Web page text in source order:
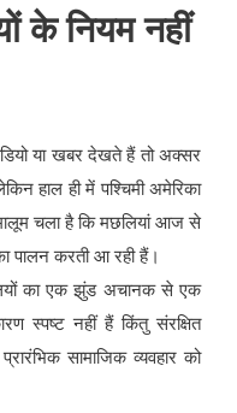
के नियम नहीं
या खबर देखते हैं तो अक्सर
हाल ही में पश्चिमी अमेरिका
चला है कि मछलियां आज से
का पालन करती आ रही हैं।
का एक झुंड अचानक से एक
स्पष्ट नहीं हैं किंतु संरक्षित
सामाजिक व्यवहार को